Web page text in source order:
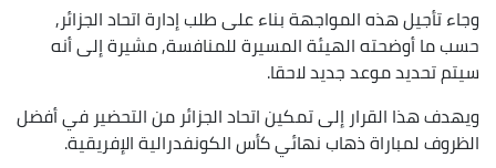
وجاء تأجيل هذه المواجهة بناء على طلب إدارة اتحاد الجزائر,
حسب ما أوضحته الهيئة المسيرة للمنافسة, مشيرة إلى أنه
سيتم تحديد موعد جديد لاحقا.
ويهدف هذا القرار إلى تمكين اتحاد الجزائر من التحضير في أفضل
الظروف لمباراة ذهاب نهائي كأس الكونفدرالية الإفريقية.